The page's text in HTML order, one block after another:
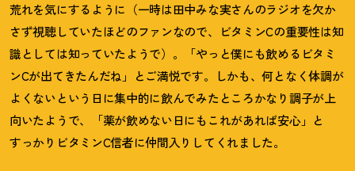
荒れを気にするように（一時は田中みな実さんのラジオを欠か
さず視聴していたほどのファンなので、ビタミンCの重要性は知
識としては知っていたようで）。「やっと僕にも飲めるビタミ
ンCが出てきたんだね」とご満悦です。しかも、何となく体調が
よくないという日に集中的に飲んでみたところかなり調子が上
向いたようで、「薬が飲めない日にもこれがあれば安心」と
すっかりビタミンC信者に仲間入りしてくれました。